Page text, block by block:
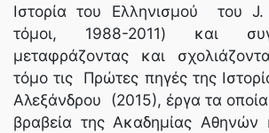
Ιστορία του Ελληνισμού του
τόμοι, 1988-2011) και
μεταφράζοντας και
τόμο τις Πρώτες πηγές της
Αλεξάνδρου (2015), έργα τα
βραβεία της Ακαδημίας Αθηνών